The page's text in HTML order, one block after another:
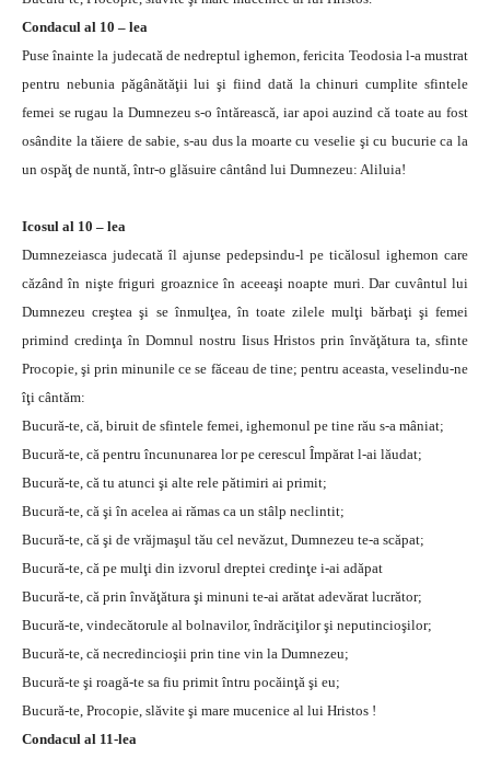
Condacul al 10 – lea
Puse înainte la judecată de nedreptul ighemon, fericita Teodosia l-a mustrat
pentru nebunia păgânătăţii lui şi fiind dată la chinuri cumplite sfintele
femei se rugau la Dumnezeu s-o întărească, iar apoi auzind că toate au fost
osândite la tăiere de sabie, s-au dus la moarte cu veselie şi cu bucurie ca la
un ospăţ de nuntă, într-o glăsuire cântând lui Dumnezeu: Aliluia!
Icosul al 10 – lea
Dumnezeiasca judecată îl ajunse pedepsindu-l pe ticălosul ighemon care
căzând în nişte friguri groaznice în aceeaşi noapte muri. Dar cuvântul lui
Dumnezeu creştea şi se înmulţea, în toate zilele mulţi bărbaţi şi femei
primind credinţa în Domnul nostru Iisus Hristos prin învăţătura ta, sfinte
Procopie, şi prin minunile ce se făceau de tine; pentru aceasta, veselindu-ne
îţi cântăm:
Bucură-te, că, biruit de sfintele femei, ighemonul pe tine rău s-a mâniat;
Bucură-te, că pentru încununarea lor pe cerescul Împărat l-ai lăudat;
Bucură-te, că tu atunci şi alte rele pătimiri ai primit;
Bucură-te, că şi în acelea ai rămas ca un stâlp neclintit;
Bucură-te, că şi de vrăjmaşul tău cel nevăzut, Dumnezeu te-a scăpat;
Bucură-te, că pe mulţi din izvorul dreptei credinţe i-ai adăpat
Bucură-te, că prin învăţătura şi minuni te-ai arătat adevărat lucrător;
Bucură-te, vindecătorule al bolnavilor, îndrăciţilor şi neputincioşilor;
Bucură-te, că necredincioşii prin tine vin la Dumnezeu;
Bucură-te şi roagă-te sa fiu primit întru pocăinţă şi eu;
Bucură-te, Procopie, slăvite şi mare mucenice al lui Hristos !
Condacul al 11-lea